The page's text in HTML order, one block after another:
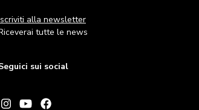
alla newsletter
tutte le news
sui social